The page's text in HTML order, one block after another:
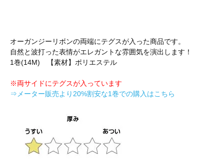
オーガンジーリボンの両端にテグスが入った商品です。
自然と波打った表情がエレガントな雰囲気を演出します！
1巻(14M) 【素材】ポリエステル
※両サイドにテグスが入っています
⇒メーター販売より20%割安な1巻での購入はこちら